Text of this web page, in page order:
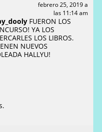
febrero 25, 2019 a
las 11:14 am
FUERON LOS
YA LOS
LOS LIBROS.
NUEVOS
HALLYU!